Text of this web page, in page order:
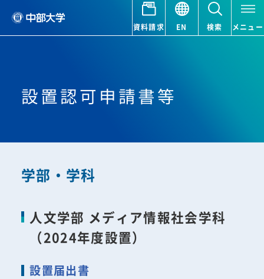
資料請求 EN 検索 メニュー
設置認可申請書等
学部・学科
人文学部 メディア情報社会学科
（2024年度設置）
設置届出書